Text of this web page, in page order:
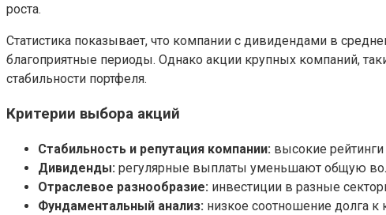
роста.
Статистика показывает, что компании с дивидендами в
благоприятные периоды. Однако акции крупных компаний,
стабильности портфеля.
Критерии выбора акций
Стабильность и репутация компании: высокие
Дивиденды: регулярные выплаты уменьшают общую
Отраслевое разнообразие: инвестиции в разные
Фундаментальный анализ: низкое соотношение долга к